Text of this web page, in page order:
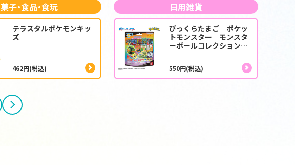
菓子・食品・食玩
テラスタルポケモンキッ
ズ
462円(税込)
日用雑貨
びっくらたまご ポケッ
トモンスター モンスタ
ーボールコレクション
550円(税込)
次へ